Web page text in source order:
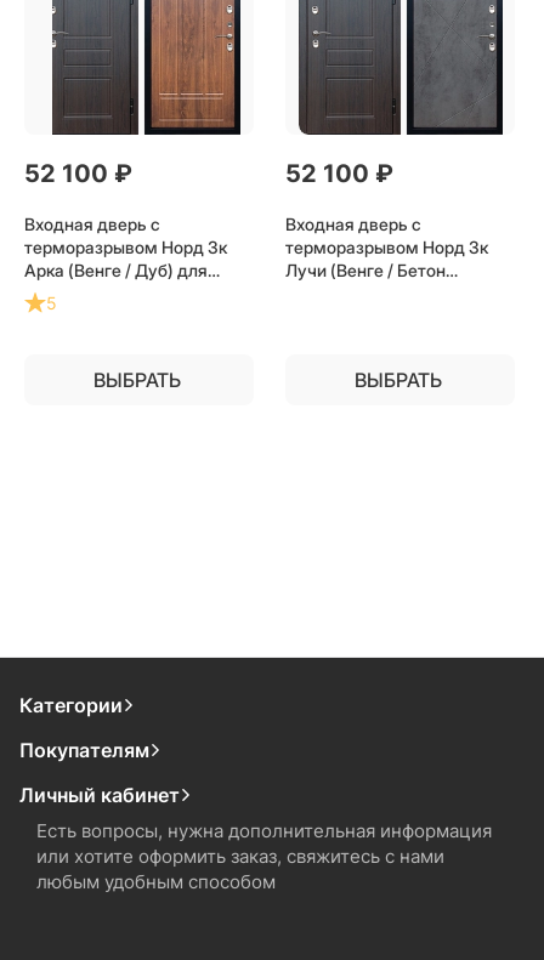
52 100 ₽
Входная дверь с
терморазрывом Норд 3к
Арка (Венге / Дуб) для
частного загородного дома
и дачи
5
ВЫБРАТЬ
52 100 ₽
Входная дверь с
терморазрывом Норд 3к
Лучи (Венге / Бетон
ВЫБРАТЬ
Категории
Покупателям
Личный кабинет
Есть вопросы, нужна дополнительная информация
или хотите оформить заказ, свяжитесь с нами
любым удобным способом